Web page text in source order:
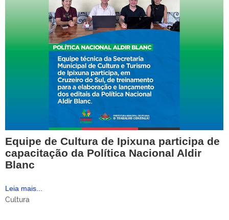
Equipe de Cultura de Ipixuna participa de
capacitação da Política Nacional Aldir
Blanc
Leia mais...
Cultura